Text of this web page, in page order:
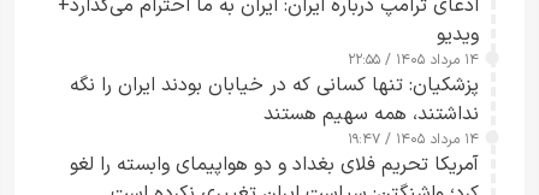
ویدیو
۱۴ مرداد ۱۴۰۵ / ۲۲:۵۵
پزشکیان: تنها کسانی که در خیابان بودند ایران را نگه
نداشتند، همه سهیم هستند
۱۴ مرداد ۱۴۰۵ / ۱۹:۴۷
آمریکا تحریم فلای بغداد و دو هواپیمای وابسته را لغو